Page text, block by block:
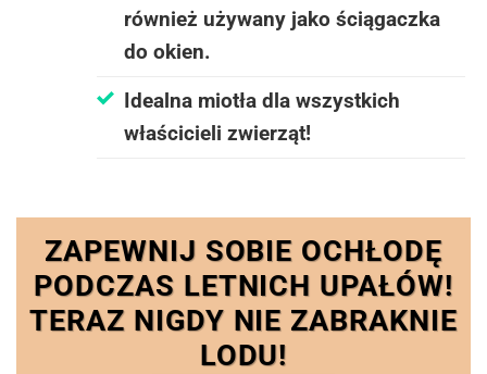
również używany jako ściągaczka
do okien.
Idealna miotła dla wszystkich
właścicieli zwierząt!
ZAPEWNIJ SOBIE OCHŁODĘ
PODCZAS LETNICH UPAŁÓW!
TERAZ NIGDY NIE ZABRAKNIE
LODU!